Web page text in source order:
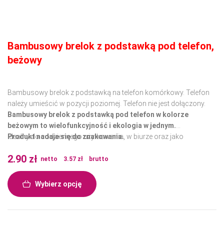
Bambusowy brelok z podstawką pod telefon,
beżowy
Bambusowy brelok z podstawką na telefon komórkowy. Telefon
należy umieścić w pozycji poziomej. Telefon nie jest dołączony.
Bambusowy brelok z podstawką pod telefon w kolorze
beżowym to wielofunkcyjność i ekologia w jednym.
Idealny do codziennego użytkowania, w biurze oraz jako
Wykonany z wysokiej jakości materiałów, doskonale sprawdzi się
w każdej sytuacji, zapewniając trwałość i wygodę użytkowania.
Produkt nadaje się do znakowania.
2.90 zł netto 3.57 zł brutto
Wybierz opcję